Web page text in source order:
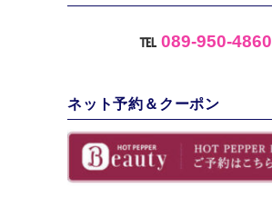
℡ 089-950-4860
ネット予約＆クーポン